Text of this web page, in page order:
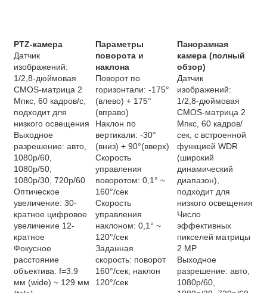
PTZ-камера
Датчик
изображений:
1/2,8-дюймовая
CMOS-матрица 2
Mпкс, 60 кадров/с,
подходит для
низкого освещения
Выходное
разрешение: авто,
1080p/60,
1080p/50,
1080p/30, 720p/60
Оптическое
увеличение: 30-
кратное цифровое
увеличение 12-
кратное
Фокусное
расстояние
объектива: f=3.9
мм (wide) ~ 129 мм
Параметры
поворота и
наклона
Поворот по
горизонтали: -175°
(влево) + 175°
(вправо)
Наклон по
вертикали: -30°
(вниз) + 90°(вверх)
Скорость
управления
поворотом: 0,1° ~
160°/сек
Скорость
управления
наклоном: 0,1° ~
120°/сек
Заданная
скорость: поворот
160°/сек; наклон
120°/сек
Панорамная
камера (полный
обзор)
Датчик
изображений:
1/2,8-дюймовая
CMOS-матрица 2
Mпкс, 60 кадров/
сек, с встроенной
функцией WDR
(широкий
динамический
диапазон),
подходит для
низкого освещения
Число
эффективных
пикселей матрицы
2 MP
Выходное
разрешение: авто,
1080p/60,